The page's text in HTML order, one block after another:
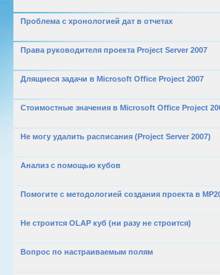
Проблема с хронологией дат в отчетах
Права руководителя проекта Project Server 2007
Длящиеся задачи в Microsoft Office Project 2007
Стоимостные значения в Microsoft Office Project
Не могу удалить расписания (Project Server 2007)
Анализ с помощью кубов
Помогите с методологией создания проекта в
Не строится OLAP куб (ни разу не строится)
Вопрос по настраиваемым полям